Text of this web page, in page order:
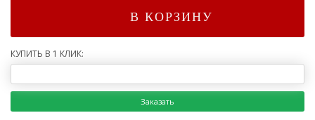
В КОРЗИНУ
КУПИТЬ В 1 КЛИК:
Заказать